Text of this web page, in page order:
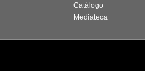
Catálogo
Mediateca